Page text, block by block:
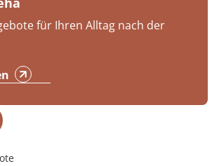
für Ihren Alltag nach der